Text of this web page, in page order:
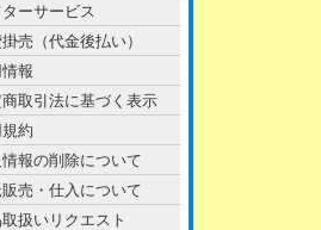
ーサービス
売（代金後払い）
報
取引法に基づく表示
約
報の削除について
売・仕入について
扱いリクエスト